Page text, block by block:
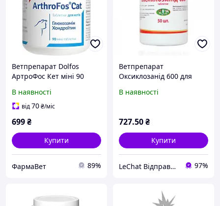
Ветпрепарат Dolfos
АртроФос Кет міні 90
90)
В наявності
від70₴/міс
699₴
Купити
ФармаВет 89%
Ветпрепарат
Оксиклозанід 600 для
таблеток
В наявності
727.50₴
Купити
LeChat Відправка від 1 до 5 днів! На деякі товари може бути передплата! 97%